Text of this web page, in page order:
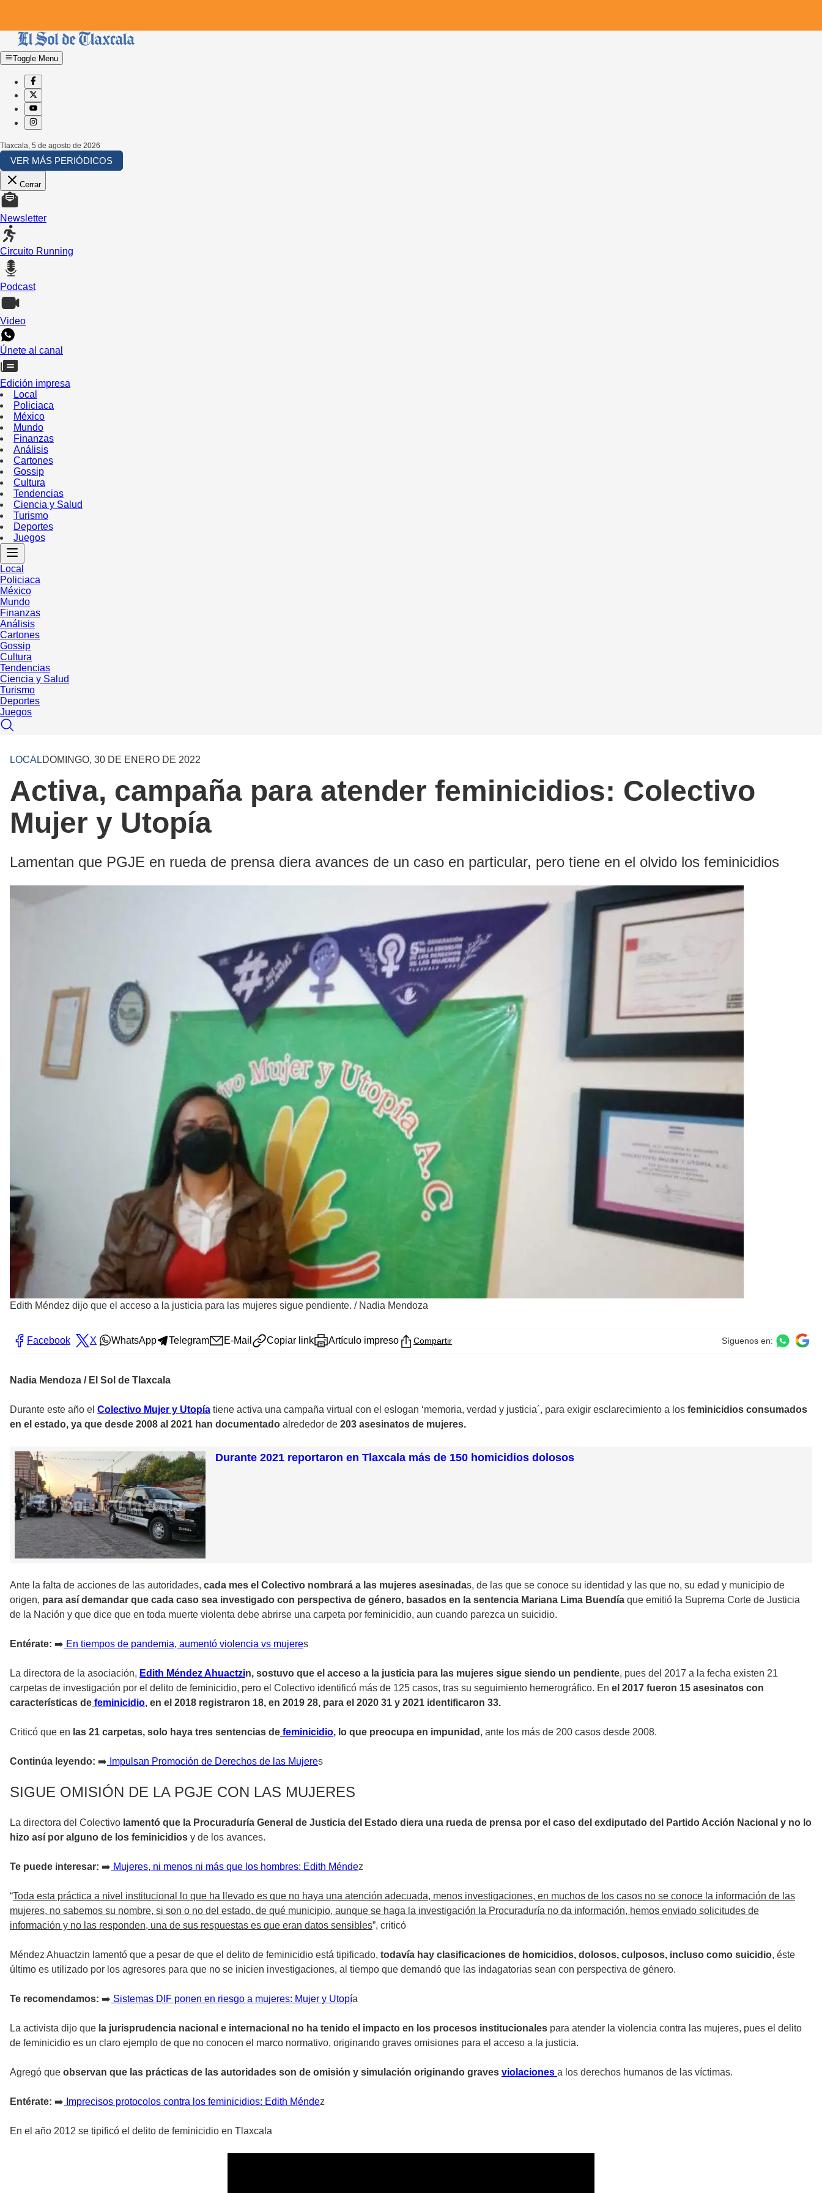
Toggle Menu
Tlaxcala 5 de agosto de 2026
VER MÁS PERIÓDICOS
Cerrar
Newsletter
Circuito Running
Podcast
Video
Únete al canal
Edición impresa
Local
Policiaca
México
Mundo
Finanzas
Análisis
Cartones
Gossip
Cultura
Tendencias
Ciencia y Salud
Turismo
Deportes
Juegos
Local
Policiaca
México
Mundo
Finanzas
Análisis
Cartones
Gossip
Cultura
Tendencias
Ciencia y Salud
Turismo
Deportes
Juegos
LOCALDOMINGO, 30 DE ENERO DE 2022
Activa, campaña para atender feminicidios: Colectivo
Mujer y Utopía
Lamentan que PGJE en rueda de prensa diera avances de un caso en particular, pero tiene en el olvido los feminicidios
Edith Méndez dijo que el acceso a la justicia para las mujeres sigue pendiente. / Nadia Mendoza
Facebook X WhatsApp Telegram E-Mail Copiar link Artículo impreso Compartir Síguenos en:
Nadia Mendoza / El Sol de Tlaxcala
Durante este año el Colectivo Mujer y Utopía tiene activa una campaña virtual con el eslogan ‘memoria, verdad y justicia´, para exigir esclarecimiento a los feminicidios consumados
en el estado, ya que desde 2008 al 2021 han documentado alrededor de 203 asesinatos de mujeres.
Durante 2021 reportaron en Tlaxcala más de 150 homicidios dolosos
Ante la falta de acciones de las autoridades, cada mes el Colectivo nombrará a las mujeres asesinadas, de las que se conoce su identidad y las que no, su edad y municipio de
origen, para así demandar que cada caso sea investigado con perspectiva de género, basados en la sentencia Mariana Lima Buendía que emitió la Suprema Corte de Justicia
de la Nación y que dice que en toda muerte violenta debe abrirse una carpeta por feminicidio, aun cuando parezca un suicidio.
Entérate: ➡️ En tiempos de pandemia, aumentó violencia vs mujeres
La directora de la asociación, Edith Méndez Ahuactzin, sostuvo que el acceso a la justicia para las mujeres sigue siendo un pendiente, pues del 2017 a la fecha existen 21
carpetas de investigación por el delito de feminicidio, pero el Colectivo identificó más de 125 casos, tras su seguimiento hemerográfico. En el 2017 fueron 15 asesinatos con
características de feminicidio, en el 2018 registraron 18, en 2019 28, para el 2020 31 y 2021 identificaron 33.
Criticó que en las 21 carpetas, solo haya tres sentencias de feminicidio, lo que preocupa en impunidad , ante los más de 200 casos desde 2008.
Continúa leyendo: ➡️ Impulsan Promoción de Derechos de las Mujeres
SIGUE OMISIÓN DE LA PGJE CON LAS MUJERES
La directora del Colectivo lamentó que la Procuraduría General de Justicia del Estado diera una rueda de prensa por el caso del exdiputado del Partido Acción Nacional y no lo
hizo así por alguno de los feminicidios y de los avances.
Te puede interesar: ➡️ Mujeres, ni menos ni más que los hombres: Edith Méndez
“Toda esta práctica a nivel institucional lo que ha llevado es que no haya una atención adecuada, menos investigaciones, en muchos de los casos no se conoce la información de las
mujeres, no sabemos su nombre, si son o no del estado, de qué municipio, aunque se haga la investigación la Procuraduría no da información, hemos enviado solicitudes de
información y no las responden, una de sus respuestas es que eran datos sensibles”, criticó
Méndez Ahuactzin lamentó que a pesar de que el delito de feminicidio está tipificado, todavía hay clasificaciones de homicidios, dolosos, culposos, incluso como suicidio, éste
último es utilizado por los agresores para que no se inicien investigaciones, al tiempo que demandó que las indagatorias sean con perspectiva de género.
Te recomendamos: ➡️ Sistemas DIF ponen en riesgo a mujeres: Mujer y Utopía
La activista dijo que la jurisprudencia nacional e internacional no ha tenido el impacto en los procesos institucionales para atender la violencia contra las mujeres, pues el delito
de feminicidio es un claro ejemplo de que no conocen el marco normativo, originando graves omisiones para el acceso a la justicia.
Agregó que observan que las prácticas de las autoridades son de omisión y simulación originando graves violaciones a los derechos humanos de las víctimas.
Entérate: ➡️ Imprecisos protocolos contra los feminicidios: Edith Méndez
En el año 2012 se tipificó el delito de feminicidio en Tlaxcala